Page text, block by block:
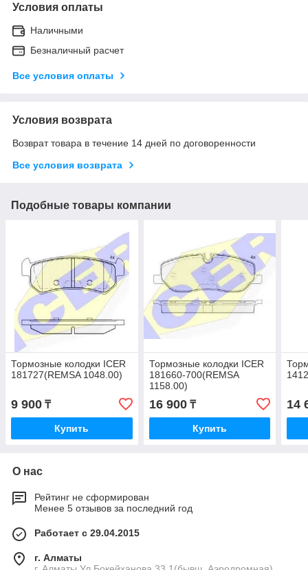
Условия оплаты
Наличными
Безналичный расчет
Все условия оплаты
Условия возврата
Возврат товара в течение 14 дней по договоренности
Все условия возврата
Подобные товары компании
Тормозные колодки ICER
181727(REMSA 1048.00)
9 900 ₸
Купить
Тормозные колодки ICER
181660-700(REMSA
1158.00)
16 900₸
Купить
14
О нас
Рейтинг не сформирован
Менее 5 отзывов за последний год
Работает с 29.04.2015
г. Алматы